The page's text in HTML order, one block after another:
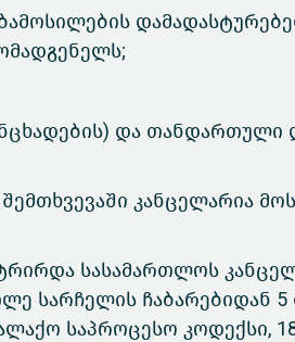
და თანდართული
კანცელარია
სასამართლოს
სარჩელის ჩაბარებიდან
საპროცესო კოდექსი,